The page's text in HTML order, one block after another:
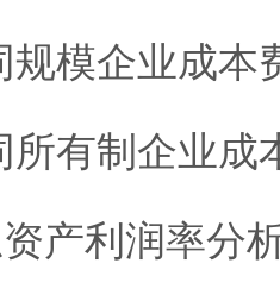
模企业成本
有制企业成
产利润率分